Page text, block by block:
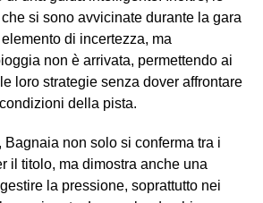
si sono avvicinate durante la gara
di incertezza, ma
non è arrivata, permettendo ai
loro strategie senza dover affrontare
della pista.
Bagnaia non solo si conferma tra i
il titolo, ma dimostra anche una
la pressione, soprattutto nei